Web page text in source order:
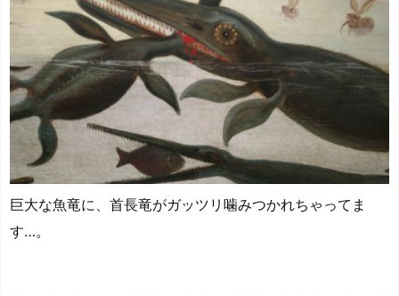
巨大な魚竜に、首長竜がガッツリ噛みつかれちゃってま
す…。